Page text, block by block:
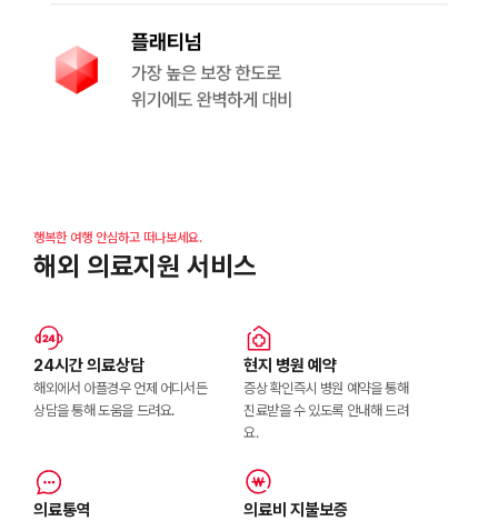
행복한 여행 안심하고 떠나보세요.
해외 의료지원 서비스
24시간 의료상담
해외에서 아플경우 언제 어디서든
상담을 통해 도움을 드려요.
현지 병원 예약
증상 확인즉시 병원 예약을 통해
진료받을 수 있도록 안내해 드려
요.
의료통역 의료비 지불보증